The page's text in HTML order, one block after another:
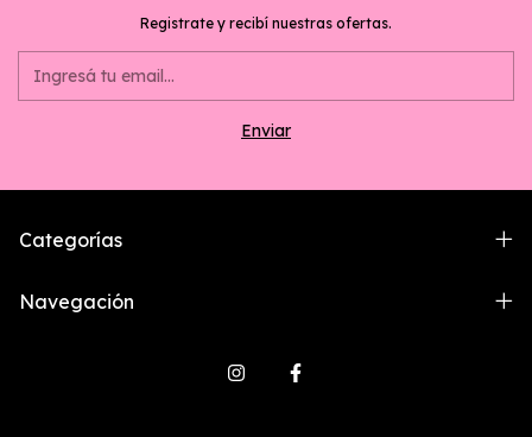
Registrate y recibí nuestras ofertas.
Categorías
Navegación